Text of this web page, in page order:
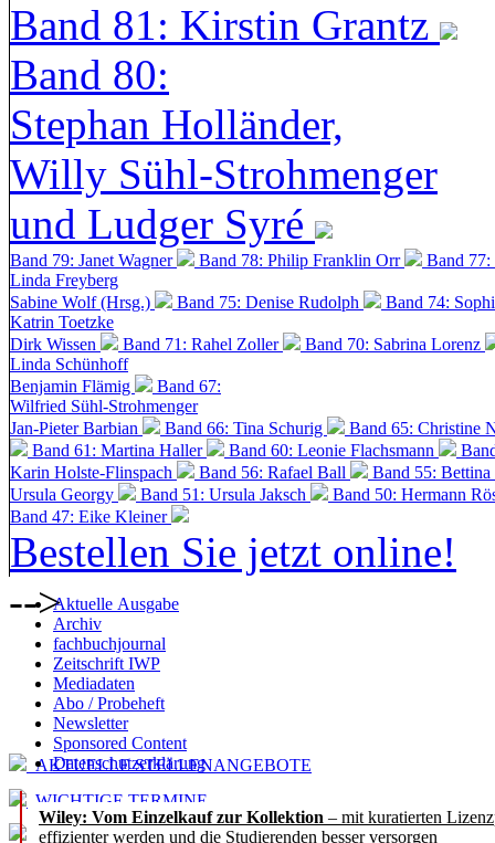
Band 81: Kirstin Grantz
Band 80:
Stephan Holländer,
Willy Sühl-Strohmenger
und Ludger Syré
Band 79: Janet Wagner Band 78: Philip Franklin Orr
Band
Linda Freyberg
Sabine Wolf (Hrsg.)
Band 75: Denise Rudolph
Band 74:
Katrin Toetzke
Dirk Wissen
Band 71: Rahel Zoller
Band 70: Sabrina Lorenz
Linda Schünhoff
Benjamin Flämig
Band 67:
Wilfried Sühl-Strohmenger
Jan-Pieter Barbian
Band 66: Tina Schurig
Band 65: Christine
Band 61: Martina Haller
Band 60: Leonie Flachsmann
Karin Holste-Flinspach
Band 56: Rafael Ball
Band 55:
Ursula Georgy
Band 51: Ursula Jaksch Band 50: Hermann
Band 47: Eike Kleiner
Bestellen Sie jetzt online!
Aktuelle Ausgabe
Archiv
fachbuchjournal
Zeitschrift IWP
Mediadaten
Abo / Probeheft
Newsletter
Sponsored Content
Datenschutzerklärung
Wiley: Vom Einzelkauf zur Kollektion – mit kuratierten
effizienter werden und die Studierenden besser versorgen
-->
AKTUELLE STELLENANGEBOTE
WICHTIGE TERMINE